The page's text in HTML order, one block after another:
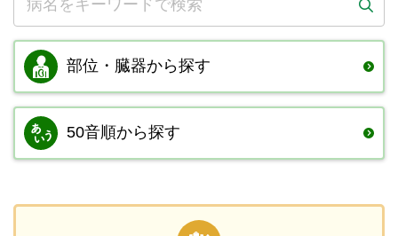
部位・臓器から探す
50音順から探す